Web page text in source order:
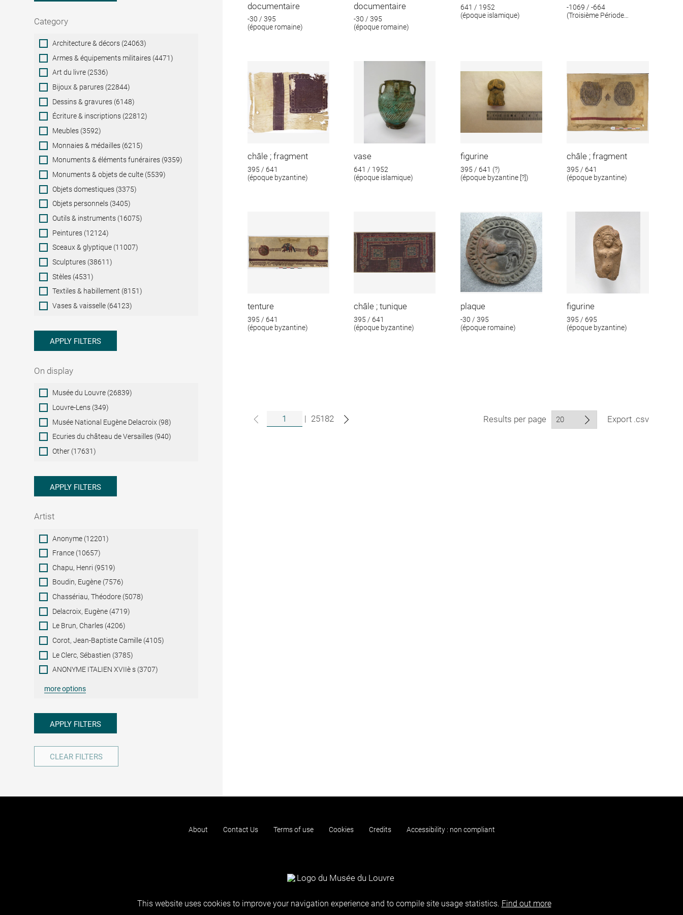
Category
Category
Architecture & décors (24063)
Armes & équipements militaires (4471)
Art du livre (2536)
Bijoux & parures (22844)
Dessins & gravures (6148)
Écriture & inscriptions (22812)
Meubles (3592)
Monnaies & médailles (6215)
Monuments & éléments funéraires (9359)
Monuments & objets de culte (5539)
Objets domestiques (3375)
Objets personnels (3405)
Outils & instruments (16075)
Peintures (12124)
Sceaux & glyptique (11007)
Sculptures (38611)
Stèles (4531)
Textiles & habillement (8151)
Vases & vaisselle (64123)
APPLY FILTERS
On display
On
display
Musée du Louvre (26839)
Louvre-Lens (349)
Musée National Eugène Delacroix (98)
Ecuries du château de Versailles (940)
Other (17631)
APPLY FILTERS
Artist
ArtistAnonyme (12201)
France (10657)
Chapu, Henri (9519)
Boudin, Eugène (7576)
Chassériau, Théodore (5078)
Delacroix, Eugène (4719)
Le Brun, Charles (4206)
Corot, Jean-Baptiste Camille (4105)
Le Clerc, Sébastien (3785)
ANONYME ITALIEN XVIIè s (3707)
more options
APPLY FILTERS
CLEAR FILTERS
documentaire
-30 / 395
(époque romaine)
documentaire
-30 / 395
(époque romaine)
641 / 1952
(époque islamique)
-1069 / -664
(Troisième Période
châle ; fragment
395 / 641
(époque byzantine)
vase
641 / 1952
(époque islamique)
figurine
395 / 641 (?)
(époque byzantine [?])
châle ; fragment
395 / 641
(époque byzantine)
tenture
395 / 641
(époque byzantine)
châle ; tunique
395 / 641
(époque byzantine)
plaque
-30 / 395
(époque romaine)
figurine
395 / 695
(époque byzantine)
| 25182 Results per page Export .csv
About Contact Us Terms of use Cookies Credits Accessibility : non compliant
This website uses cookies to improve your navigation experience and to compile site usage statistics. Find out more